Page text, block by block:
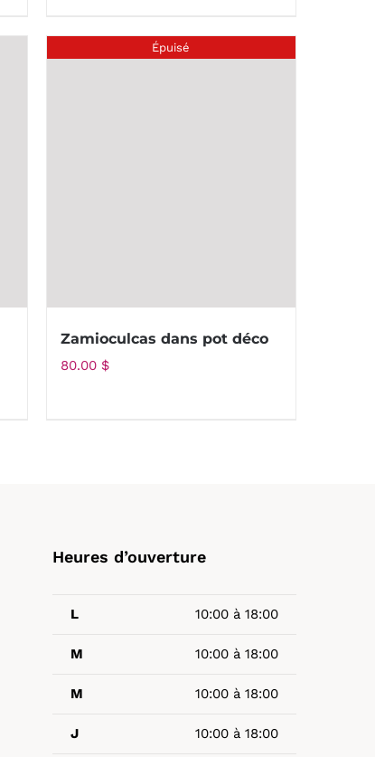
Épuisé
Zamioculcas dans pot déco
80.00 $
Heures d’ouverture
L 10:00 à 18:00
M 10:00 à 18:00
M 10:00 à 18:00
J 10:00 à 18:00